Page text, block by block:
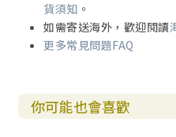
貨須知 。
如需寄送海外，歡迎閱讀
更多常見問題FAQ
你可能也會喜歡